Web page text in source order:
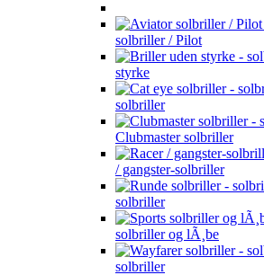
solbriller / Pilot
styrke
solbriller
Clubmaster solbriller
/ gangster-solbriller
solbriller
solbriller og lÃ¸be
solbriller